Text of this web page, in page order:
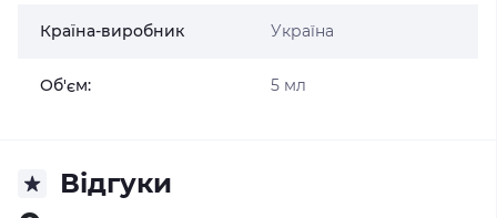
Країна-виробник Україна
Об'єм: 5 мл
Відгуки